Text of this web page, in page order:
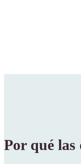
Por qué las